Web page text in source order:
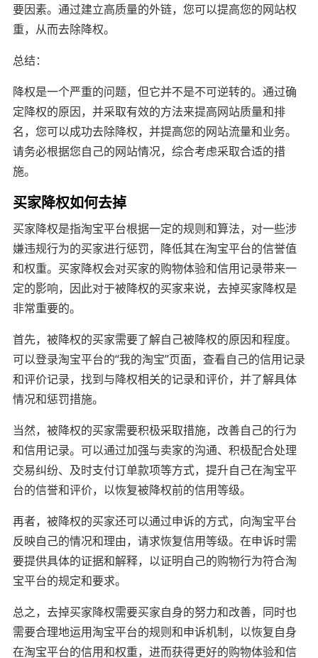
要因素。通过建立高质量的外链，您可以提高您的网站权
重，从而去除降权。
总结：
降权是一个严重的问题，但它并不是不可逆转的。通过确
定降权的原因，并采取有效的方法来提高网站质量和排
名，您可以成功去除降权，并提高您的网站流量和业务。
请务必根据您自己的网站情况，综合考虑采取合适的措
施。
买家降权如何去掉
买家降权是指淘宝平台根据一定的规则和算法，对一些涉
嫌违规行为的买家进行惩罚，降低其在淘宝平台的信誉值
和权重。买家降权会对买家的购物体验和信用记录带来一
定的影响，因此对于被降权的买家来说，去掉买家降权是
非常重要的。
首先，被降权的买家需要了解自己被降权的原因和程度。
可以登录淘宝平台的“我的淘宝”页面，查看自己的信用记录
和评价记录，找到与降权相关的记录和评价，并了解具体
情况和惩罚措施。
当然，被降权的买家需要积极采取措施，改善自己的行为
和信用记录。可以通过加强与卖家的沟通、积极配合处理
交易纠纷、及时支付订单款项等方式，提升自己在淘宝平
台的信誉和评价，以恢复被降权前的信用等级。
再者，被降权的买家还可以通过申诉的方式，向淘宝平台
反映自己的情况和理由，请求恢复信用等级。在申诉时需
要提供具体的证据和解释，以证明自己的购物行为符合淘
宝平台的规定和要求。
总之，去掉买家降权需要买家自身的努力和改善，同时也
需要合理地运用淘宝平台的规则和申诉机制，以恢复自身
在淘宝平台的信用和权重，进而获得更好的购物体验和信